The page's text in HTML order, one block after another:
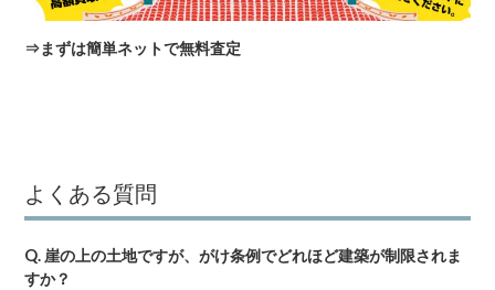
⇒まずは簡単ネットで無料査定
よくある質問
Q. 崖の上の土地ですが、がけ条例でどれほど建築が制限されま
すか？